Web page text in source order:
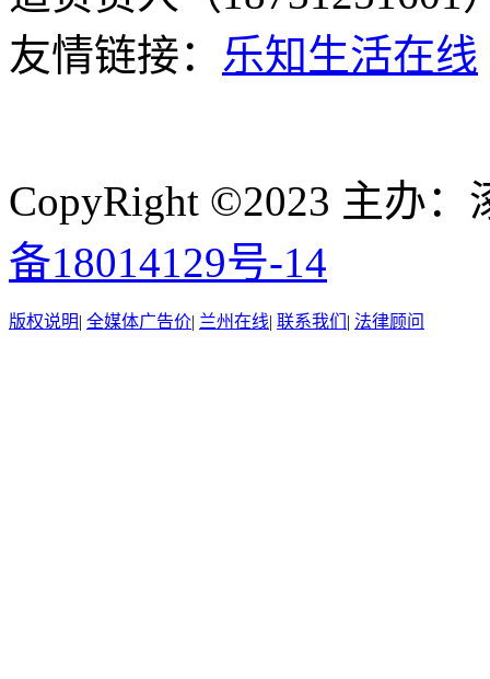
友情链接： 乐知生活在线
CopyRight ©2023 主办
备18014129号-14
版权说明| 全媒体广告价| 兰州在线| 联系我们 | 法律顾问